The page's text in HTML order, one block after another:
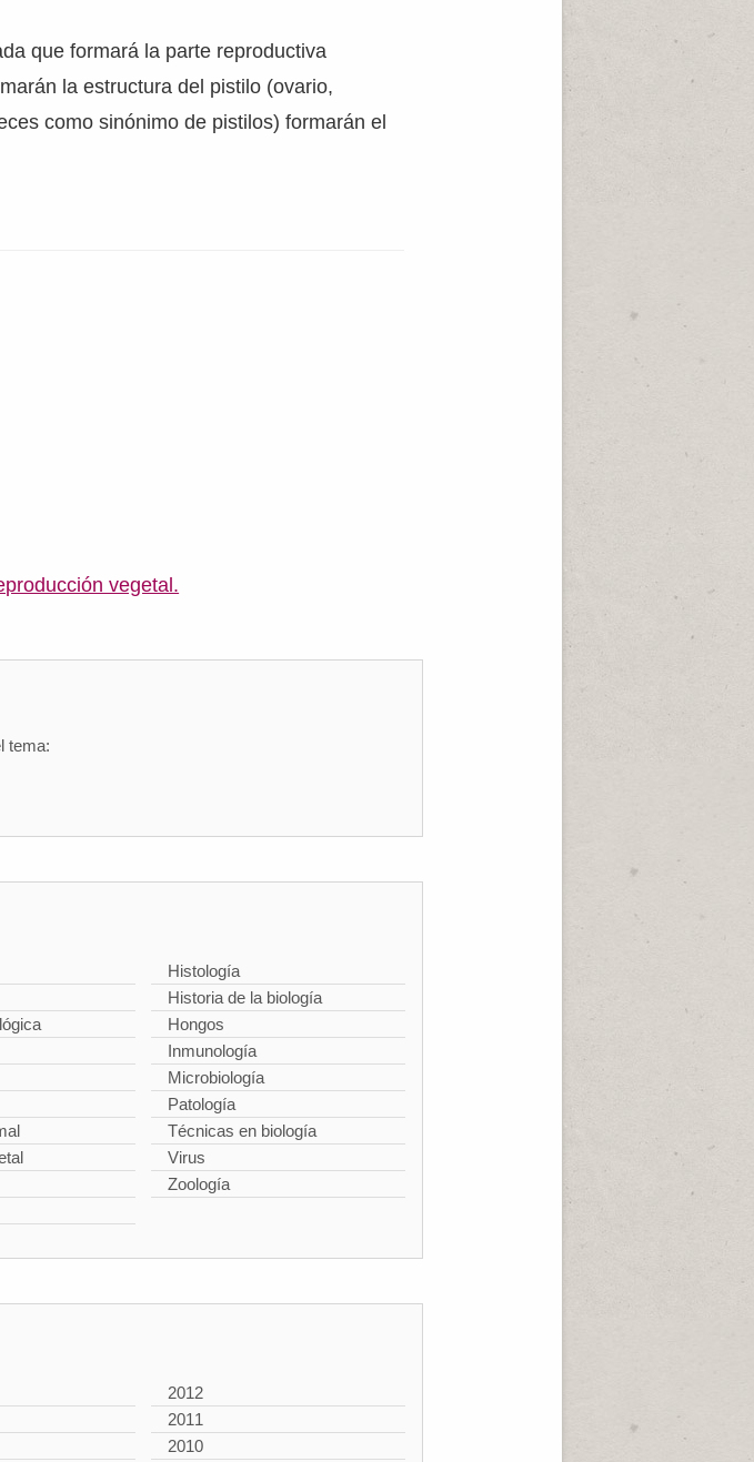
que formará la parte reproductiva
la estructura del pistilo (ovario,
como sinónimo de pistilos) formarán el
vegetal.
tema:
Histología
Historia de la biología
Hongos
Inmunología
Microbiología
Patología
Técnicas en biología
Virus
Zoología
2012
2011
2010